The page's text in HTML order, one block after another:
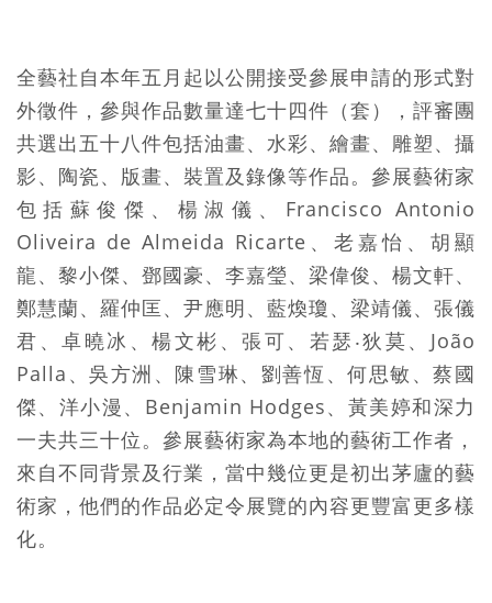
全藝社自本年五月起以公開接受參展申請的形式對
外徵件，參與作品數量達七十四件（套），評審團
共選出五十八件包括油畫、水彩、繪畫、雕塑、攝
影、陶瓷、版畫、裝置及錄像等作品。參展藝術家
包括蘇俊傑、楊淑儀、Francisco Antonio
Oliveira de Almeida Ricarte、老嘉怡、胡顯
龍、黎小傑、鄧國豪、李嘉瑩、梁偉俊、楊文軒、
鄭慧蘭、羅仲匡、尹應明、藍煥瓊、梁靖儀、張儀
君、卓曉冰、楊文彬、張可、若瑟‧狄莫、João
Palla、吳方洲、陳雪琳、劉善恆、何思敏、蔡國
傑、洋小漫、Benjamin Hodges、黃美婷和深力
一夫共三十位。參展藝術家為本地的藝術工作者，
來自不同背景及行業，當中幾位更是初出茅廬的藝
術家，他們的作品必定令展覽的內容更豐富更多樣
化。